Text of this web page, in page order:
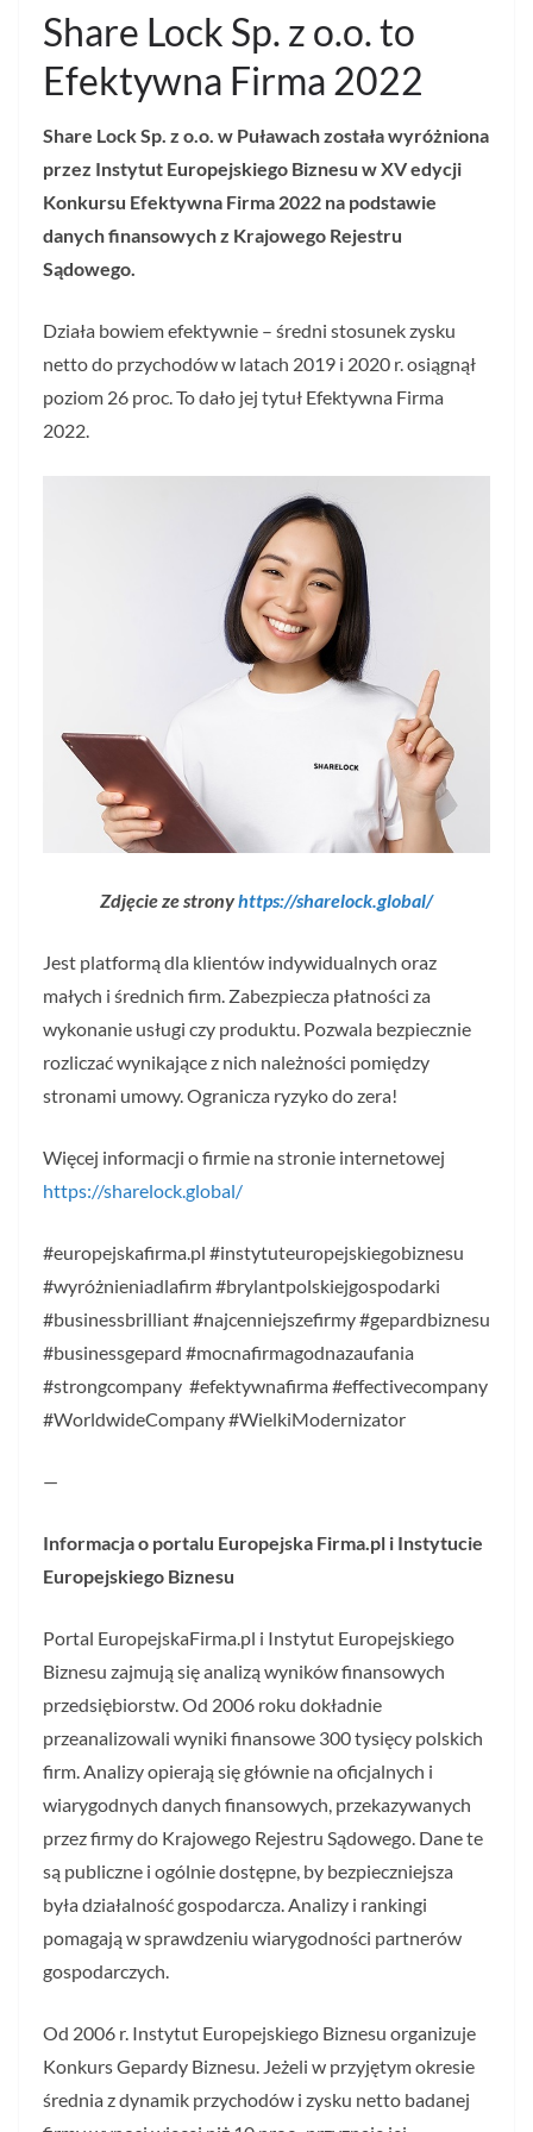
Share Lock Sp. z o.o. to
Efektywna Firma 2022
Share Lock Sp. z o.o. w Puławach została wyróżniona
przez Instytut Europejskiego Biznesu w XV edycji
Konkursu Efektywna Firma 2022 na podstawie
danych finansowych z Krajowego Rejestru
Sądowego.
Działa bowiem efektywnie – średni stosunek zysku
netto do przychodów w latach 2019 i 2020 r. osiągnął
poziom 26 proc. To dało jej tytuł Efektywna Firma
2022.
Zdjęcie ze stronyhttps://sharelock.global/
Jest platformą dla klientów indywidualnych oraz
małych i średnich firm. Zabezpiecza płatności za
wykonanie usługi czy produktu. Pozwala bezpiecznie
rozliczać wynikające z nich należności pomiędzy
stronami umowy. Ogranicza ryzyko do zera!
Więcej informacji o firmie na stronie internetowej
https://sharelock.global/
#europejskafirma.pl #instytuteuropejskiegobiznesu
#wyróżnieniadlafirm #brylantpolskiejgospodarki
#businessbrilliant #najcenniejszefirmy #gepardbiznesu
#businessgepard #mocnafirmagodnazaufania
#strongcompany #efektywnafirma #effectivecompany
#WorldwideCompany #WielkiModernizator
—
Informacja o portalu Europejska Firma.pl i Instytucie
Europejskiego Biznesu
Portal EuropejskaFirma.pl i Instytut Europejskiego
Biznesu zajmują się analizą wyników finansowych
przedsiębiorstw. Od 2006 roku dokładnie
przeanalizowali wyniki finansowe 300 tysięcy polskich
firm. Analizy opierają się głównie na oficjalnych i
wiarygodnych danych finansowych, przekazywanych
przez firmy do Krajowego Rejestru Sądowego. Dane te
są publiczne i ogólnie dostępne, by bezpieczniejsza
była działalność gospodarcza. Analizy i rankingi
pomagają w sprawdzeniu wiarygodności partnerów
gospodarczych.
Od 2006 r. Instytut Europejskiego Biznesu organizuje
Konkurs Gepardy Biznesu. Jeżeli w przyjętym okresie
średnia z dynamik przychodów i zysku netto badanej